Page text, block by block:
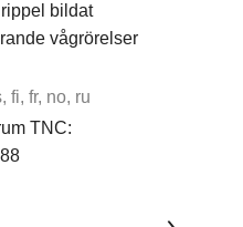
bildat
vågrörelser
fi, fr, no, ru
TNC: